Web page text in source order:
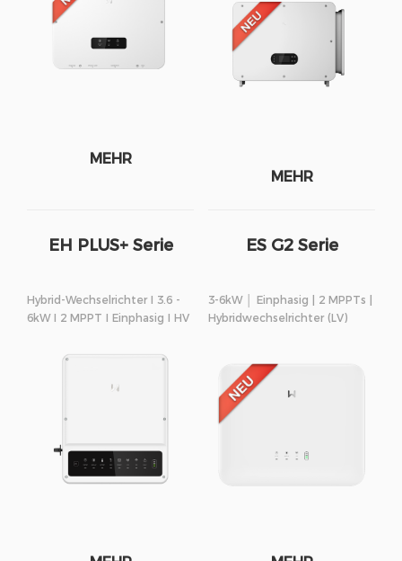
MEHR
MEHR
EH PLUS+ Serie
Hybrid-Wechselrichter I 3.6 -
6kW I 2 MPPT I Einphasig I HV
ES G2 Serie
3-6kW │ Einphasig | 2 MPPTs |
Hybridwechselrichter (LV)